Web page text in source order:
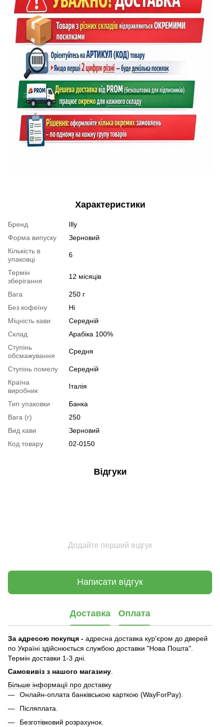
Характеристики
Бренд
Illy
Форма випуску
Зерновий
Кількість в
упаковці
6
Термін
зберігання
12 місяців
Вага
250 г
Без кофеїну
Ні
Міцність кави
Середній
Склад
Арабіка 100%
Ступінь
обсмажування
Средня
Ступінь помелу
Середній
Країна
виробник
Італія
Тип упаковки
Банка
Вага (г)
250
Вид кави
Зерновий
Код товару
02-0150
Відгуки
Додайте перший відгук
Написати відгук
Доставка Оплата
За адресою покупця - адресна доставка кур'єром до дверей
по Україні здійснюється службою доставки "Нова Пошта".
Термін доставки 1-3 дні.
Самовивіз з нашого магазину
Більше інформації про доставку
Онлайн-оплата банківською карткою (WayForPay).
Післяплата.
Безготівковий розрахунок.